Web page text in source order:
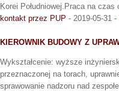
Korei Południowej.Praca na
kontakt przez PUP - 2019-05-31 -
KIEROWNIK BUDOWY Z
Wykształcenie: wyższe
przeznaczonej na torach,
sprawowanie nadzoru nad